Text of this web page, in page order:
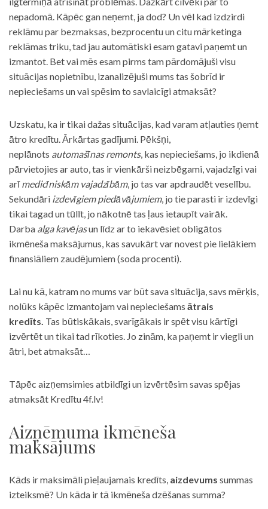
nepadomā. Kāpēc gan neņemt, ja dod? Un vēl kad izdzirdi
reklāmu par bezmaksas, bezprocentu un citu mārketinga
reklāmas triku, tad jau automātiski esam gatavi paņemt un
izmantot. Bet vai mēs esam pirms tam pārdomājuši visu
situācijas nopietnību, izanalizējuši mums tas šobrīd ir
nepieciešams un vai spēsim to savlaicīgi atmaksāt?
Uzskatu, ka ir tikai dažas situācijas, kad varam atļauties ņemt
ātro kredītu. Ārkārtas gadījumi. Pēkšņi,
neplānots automašīnas remonts, kas nepieciešams, jo ikdienā
pārvietojies ar auto, tas ir vienkārši neizbēgami, vajadzīgi vai
arīmedicīniskām vajadzībām, jo tas var apdraudēt veselību.
Sekundāri izdevīgiem piedāvājumiem, jo tie parasti ir izdevīgi
tikai tagad un tūlīt, jo nākotnē tas ļaus ietaupīt vairāk.
Darba alga kavējasun līdz ar to iekavēsiet obligātos
ikmēneša maksājumus, kas savukārt var novest pie lielākiem
finansiāliem zaudējumiem (soda procenti).
Lai nu kā, katram no mums var būt sava situācija, savs mērķis,
nolūks kāpēc izmantojam vai nepieciešams ātrais
kredīts. Tas būtiskākais, svarīgākais ir spēt visu kārtīgi
izvērtēt un tikai tad rīkoties. Jo zinām, ka paņemt ir viegli un
ātri, bet atmaksāt…
Tāpēc aizņemsimies atbildīgi un izvērtēsim savas spējas
atmaksāt Kredītu 4f.lv!
Aizņēmuma ikmēneša
maksājums
Kāds ir maksimāli pieļaujamais kredīts, aizdevums summas
izteiksmē? Un kāda ir tā ikmēneša dzēšanas summa?